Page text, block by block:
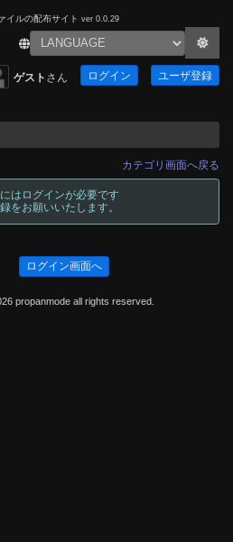
イルの配布サイト ver 0.0.29
ゲスト さん ログイン ユーザ登録
カテゴリ画面へ戻る
はログインが必要です
をお願いいたします。
ログイン画面へ
propanmode all rights reserved.